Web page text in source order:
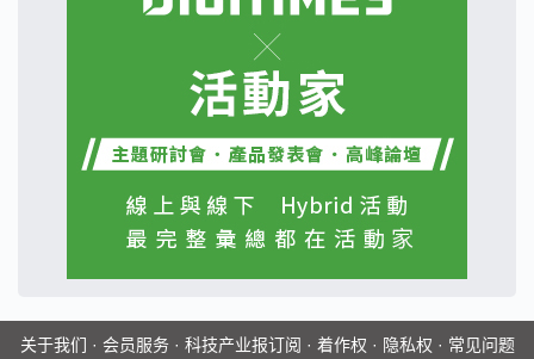
关于我们 · 会员服务· 科技产业报订阅 · 着作权 · 隐私权 · 常见问题